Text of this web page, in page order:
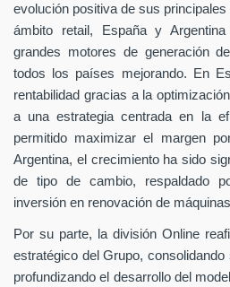
evolución positiva de sus
ámbito retail, España y
grandes motores de generación
todos los países mejorando. En
rentabilidad gracias a la
a una estrategia centrada en la
permitido maximizar el margen
Argentina, el crecimiento ha sido
de tipo de cambio, respaldado
inversión en renovación de
Por su parte, la división Online
estratégico del Grupo,
profundizando el desarrollo del